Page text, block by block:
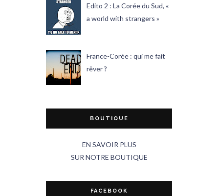
Edito 2 : La Corée du Sud, «
a world with strangers »
France-Corée : qui me fait
rêver ?
BOUTIQUE
EN SAVOIR PLUS
SUR NOTRE BOUTIQUE
FACEBOOK